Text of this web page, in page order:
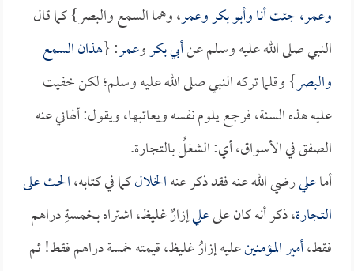
وعمر، جئت أنا وأبو بكروعمر، وهما السمع والبصر} كما قال
النبي صلى الله عليه وسلم عنأبي بكروعمر: {هذان السمع
والبصر} وقلما تركه النبي صلى الله عليه وسلم؛ لكن خفيت
عليه هذه السنة، فرجع يلوم نفسه ويعاتبها، ويقول: ألهاني عنه
الصفق في الأسواق، أي: الشغلُ بالتجارة.
أماعليرضي الله عنه فقد ذكر عنهالخلالكما في كتابه،الحث على
التجارة، ذكر أنه كان علىعليإزارٌ غليظ، اشتراه بخمسةِ دراهم
فقط،أمير المؤمنينعليه إزارُُ غليظ، قيمته خمسة دراهم فقط! ثم